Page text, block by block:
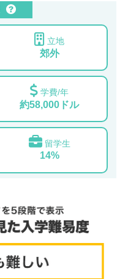
立地
郊外
学費/年
約58,000ドル
留学生
14%